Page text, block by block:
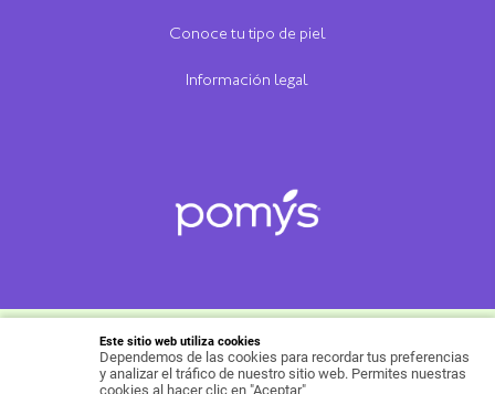
Conoce tu tipo de piel
Información legal
Copyright ©Productos Familia S.A. 2021, todos los
derechos reservados.Política para protección de
Este sitio web utiliza cookies
Dependemos de las cookies para recordar tus preferencias
y analizar el tráfico de nuestro sitio web. Permites nuestras
cookies al hacer clic en "Aceptar"